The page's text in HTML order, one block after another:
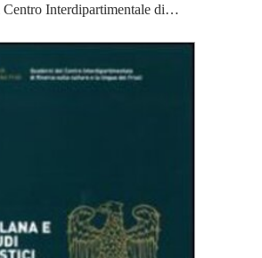
Centro Interdipartimentale di…